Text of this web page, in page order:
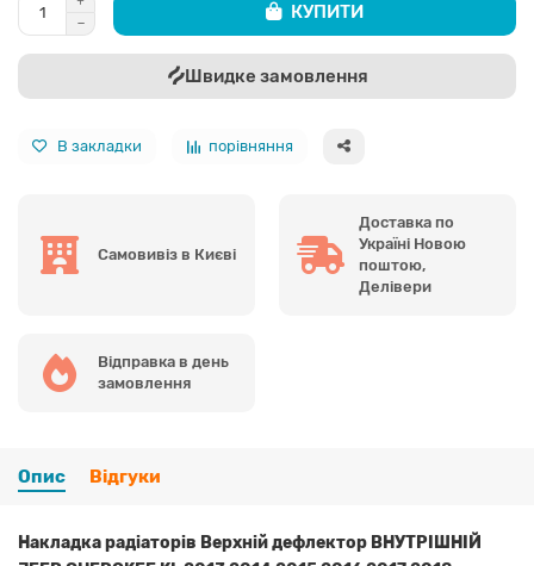
КУПИТИ
Швидке замовлення
В закладки порівняння
Самовивіз в Києві
Доставка по
Україні Новою
поштою,
Делівери
Відправка в день
замовлення
Опис Відгуки
Накладка радіаторів Верхній дефлектор ВНУТРІШНІЙ